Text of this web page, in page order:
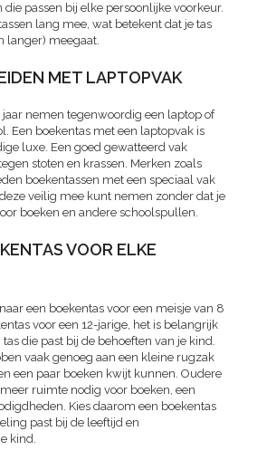
die passen bij elke persoonlijke voorkeur.
lang mee, wat betekent dat je tas
langer) meegaat.
MET LAPTOPVAK
nemen tegenwoordig een laptop of
Een boekentas met een laptopvak is
luxe. Een goed gewatteerd vak
stoten en krassen. Merken zoals
boekentassen met een speciaal vak
veilig mee kunt nemen zonder dat je
boeken en andere schoolspullen.
VOOR ELKE
een boekentas voor een meisje van 8
voor een 12-jarige, het is belangrijk
die past bij de behoeften van je kind.
vaak genoeg aan een kleine rugzak
een paar boeken kwijt kunnen. Oudere
ruimte nodig voor boeken, een
Kies daarom een boekentas
past bij de leeftijd en
kind.